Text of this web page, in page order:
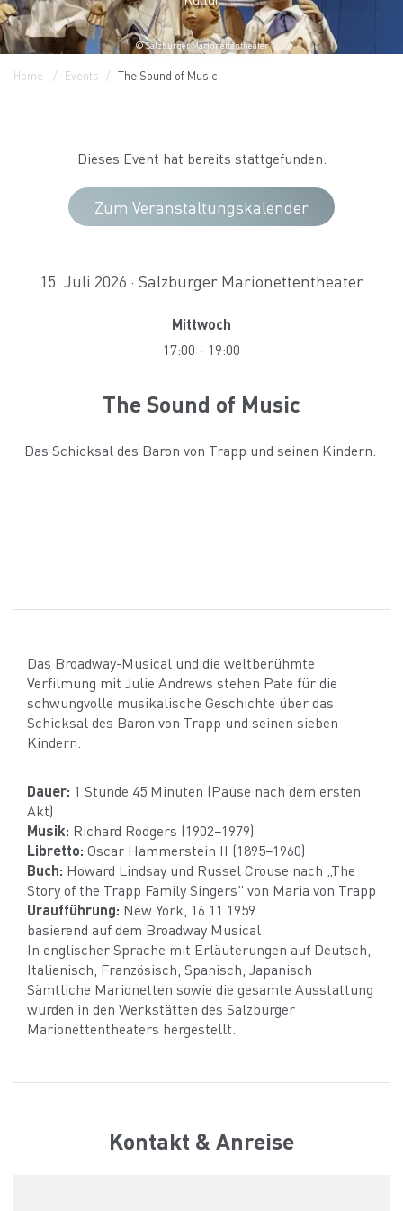
© Salzburger Marionettentheater
Home Events The Sound of Music
Dieses Event hat bereits stattgefunden.
Zum Veranstaltungskalender
15. Juli 2026 · Salzburger Marionettentheater
Mittwoch
17:00 - 19:00
The Sound of Music
Das Schicksal des Baron von Trapp und seinen Kindern.
Das Broadway-Musical und die weltberühmte
Verfilmung mit Julie Andrews stehen Pate für die
schwungvolle musikalische Geschichte über das
Schicksal des Baron von Trapp und seinen sieben
Kindern.
Dauer: 1 Stunde 45 Minuten (Pause nach dem ersten
Akt)
Musik: Richard Rodgers (1902−1979)
Libretto: Oscar Hammerstein II (1895−1960)
Buch: Howard Lindsay und Russel Crouse nach „The
Story of the Trapp Family Singers” von Maria von Trapp
Uraufführung: New York, 16.11.1959
basierend auf dem Broadway Musical
In englischer Sprache mit Erläuterungen auf Deutsch,
Italienisch, Französisch, Spanisch, Japanisch
Sämtliche Marionetten sowie die gesamte Ausstattung
wurden in den Werkstätten des Salzburger
Marionettentheaters hergestellt.
Kontakt & Anreise